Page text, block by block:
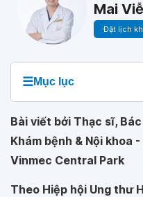
Mai
Đặt lịch
☰Mục lục
Bài viết bởi Thạc sĩ,
Khám bệnh & Nội khoa
Vinmec Central Park
Theo Hiệp hội Ung thư